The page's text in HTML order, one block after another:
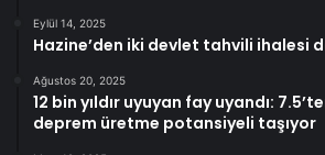
Eylül 14, 2025
Hazine’den iki devlet tahvili ihalesi
Ağustos 20, 2025
12 bin yıldır uyuyan fay uyandı:
deprem üretme potansiyeli taşıyor